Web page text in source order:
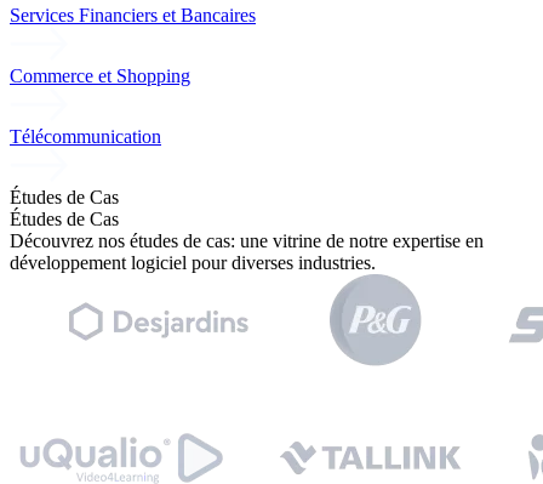
Services Financiers et Bancaires
Commerce et Shopping
Télécommunication
Études de Cas
Études de Cas
Découvrez nos études de cas: une vitrine de notre expertise en
développement logiciel pour diverses industries.